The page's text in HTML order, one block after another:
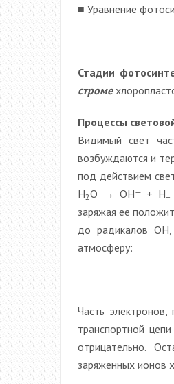
■ Уравнение
Стадии
строме
Процессы
Видимый свет
возбуждаются и
под действием
Н2O → ОН— + Н+
заряжая ее
до радикалов ОН,
атмосферу:
Часть
транспортной
отрицательно.
заряженных ионов